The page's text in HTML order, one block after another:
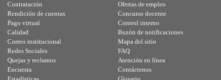
Contratación
Rendición de cuentas
Pago virtual
Calidad
Ofertas de empleo
Concurso docente
Control interno
Buzón de notificaciones
Correo institucional
Redes Sociales
Quejas y reclamos
Encuesta
Mapa del sitio
FAQ
Atención en línea
Contáctenos